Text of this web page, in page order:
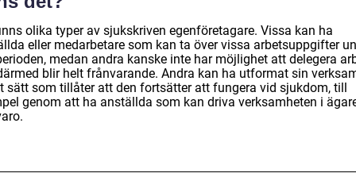
olika typer av sjukskriven egenföretagare. Vissa kan ha
eller medarbetare som kan ta över vissa arbetsuppgifter
medan andra kanske inte har möjlighet att delegera
blir helt frånvarande. Andra kan ha utformat sin
sätt som tillåter att den fortsätter att fungera vid sjukdom, till
genom att ha anställda som kan driva verksamheten i